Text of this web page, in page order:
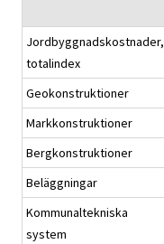
Jordbyggnadskostnader,
totalindex
Geokonstruktioner
Markkonstruktioner
Bergkonstruktioner
Beläggningar
Kommunaltekniska
system